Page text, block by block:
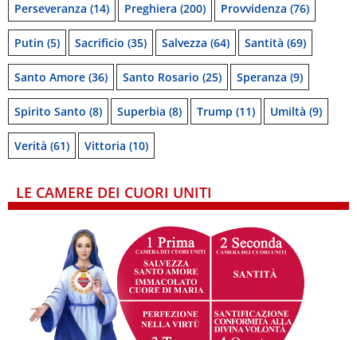
Perseveranza (14) Preghiera (200) Provvidenza (76)
Putin (5) Sacrificio (35) Salvezza (64) Santità (69)
Santo Amore (36) Santo Rosario (25) Speranza (9)
Spirito Santo (8) Superbia (8) Trump (11) Umiltà (9)
Verità (61) Vittoria (10)
LE CAMERE DEI CUORI UNITI